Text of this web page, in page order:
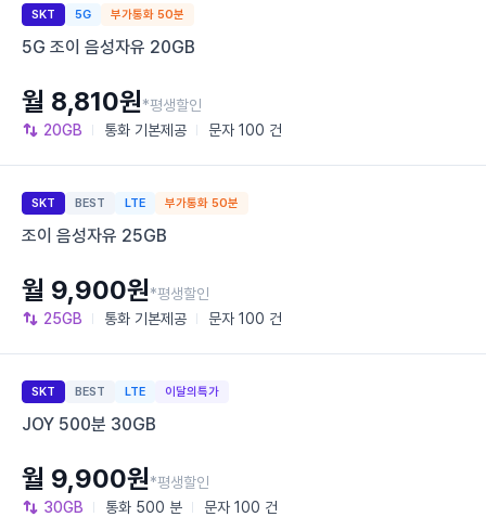
SKT 5G 부가통화 50분
5G 조이 음성자유 20GB
20GB 통화 기본제공 문자 100 건
월 8,810원*평생할인
SKT BEST LTE 부가통화 50분
조이 음성자유 25GB
25GB 통화 기본제공 문자 100 건
월 9,900원*평생할인
SKT BEST LTE 이달의특가
JOY 500분 30GB
30GB 통화 500 분 문자 100 건
월 9,900원*평생할인